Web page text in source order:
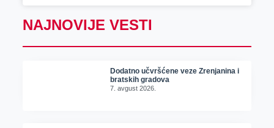
NAJNOVIJE VESTI
Dodatno učvršćene veze Zrenjanina i
bratskih gradova
7. avgust 2026.